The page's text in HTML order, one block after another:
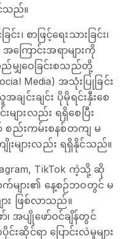
သည်။
း၊ စာဖြင့်ရေးသားခြင်း၊
အကြောင်းအရာများကို
ည်မျှဝေခြင်းစသည်တို့
Media) အသုံးပြုခြင်း
ျင်းချင်း ပိုမိုရင်းနှီးစေ
ားလည်း ရရှိစေပြီး
ည်းကမ်းစနစ်တကျ မ
များလည်း ရရှိနိုင်သည်။
TikTok ကဲ့သို့ ဆို
များ၏ နေ့စဉ်ဘဝတွင် မ
း ဖြစ်လာသည်။
အပျိုဖော်ဝင်ချိန်တွင်
းဆိုင်ရာ ပြောင်းလဲမှုများ